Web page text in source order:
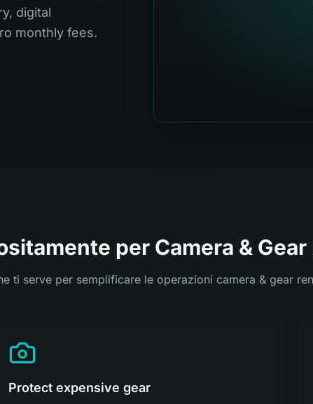
digital
monthly fees.
per Camera & Gear
ti serve per semplificare le operazioni camera & gear
Protect expensive gear